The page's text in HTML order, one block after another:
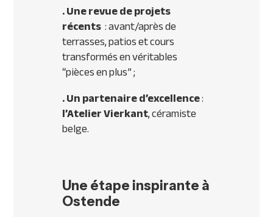
. Une revue de projets
récents: avant/après de
terrasses, patios et cours
transformés en véritables
“pièces en plus” ;
. Un partenaire d’excellence:
l’Atelier Vierkant, céramiste
belge.
Une étape inspirante à
Ostende